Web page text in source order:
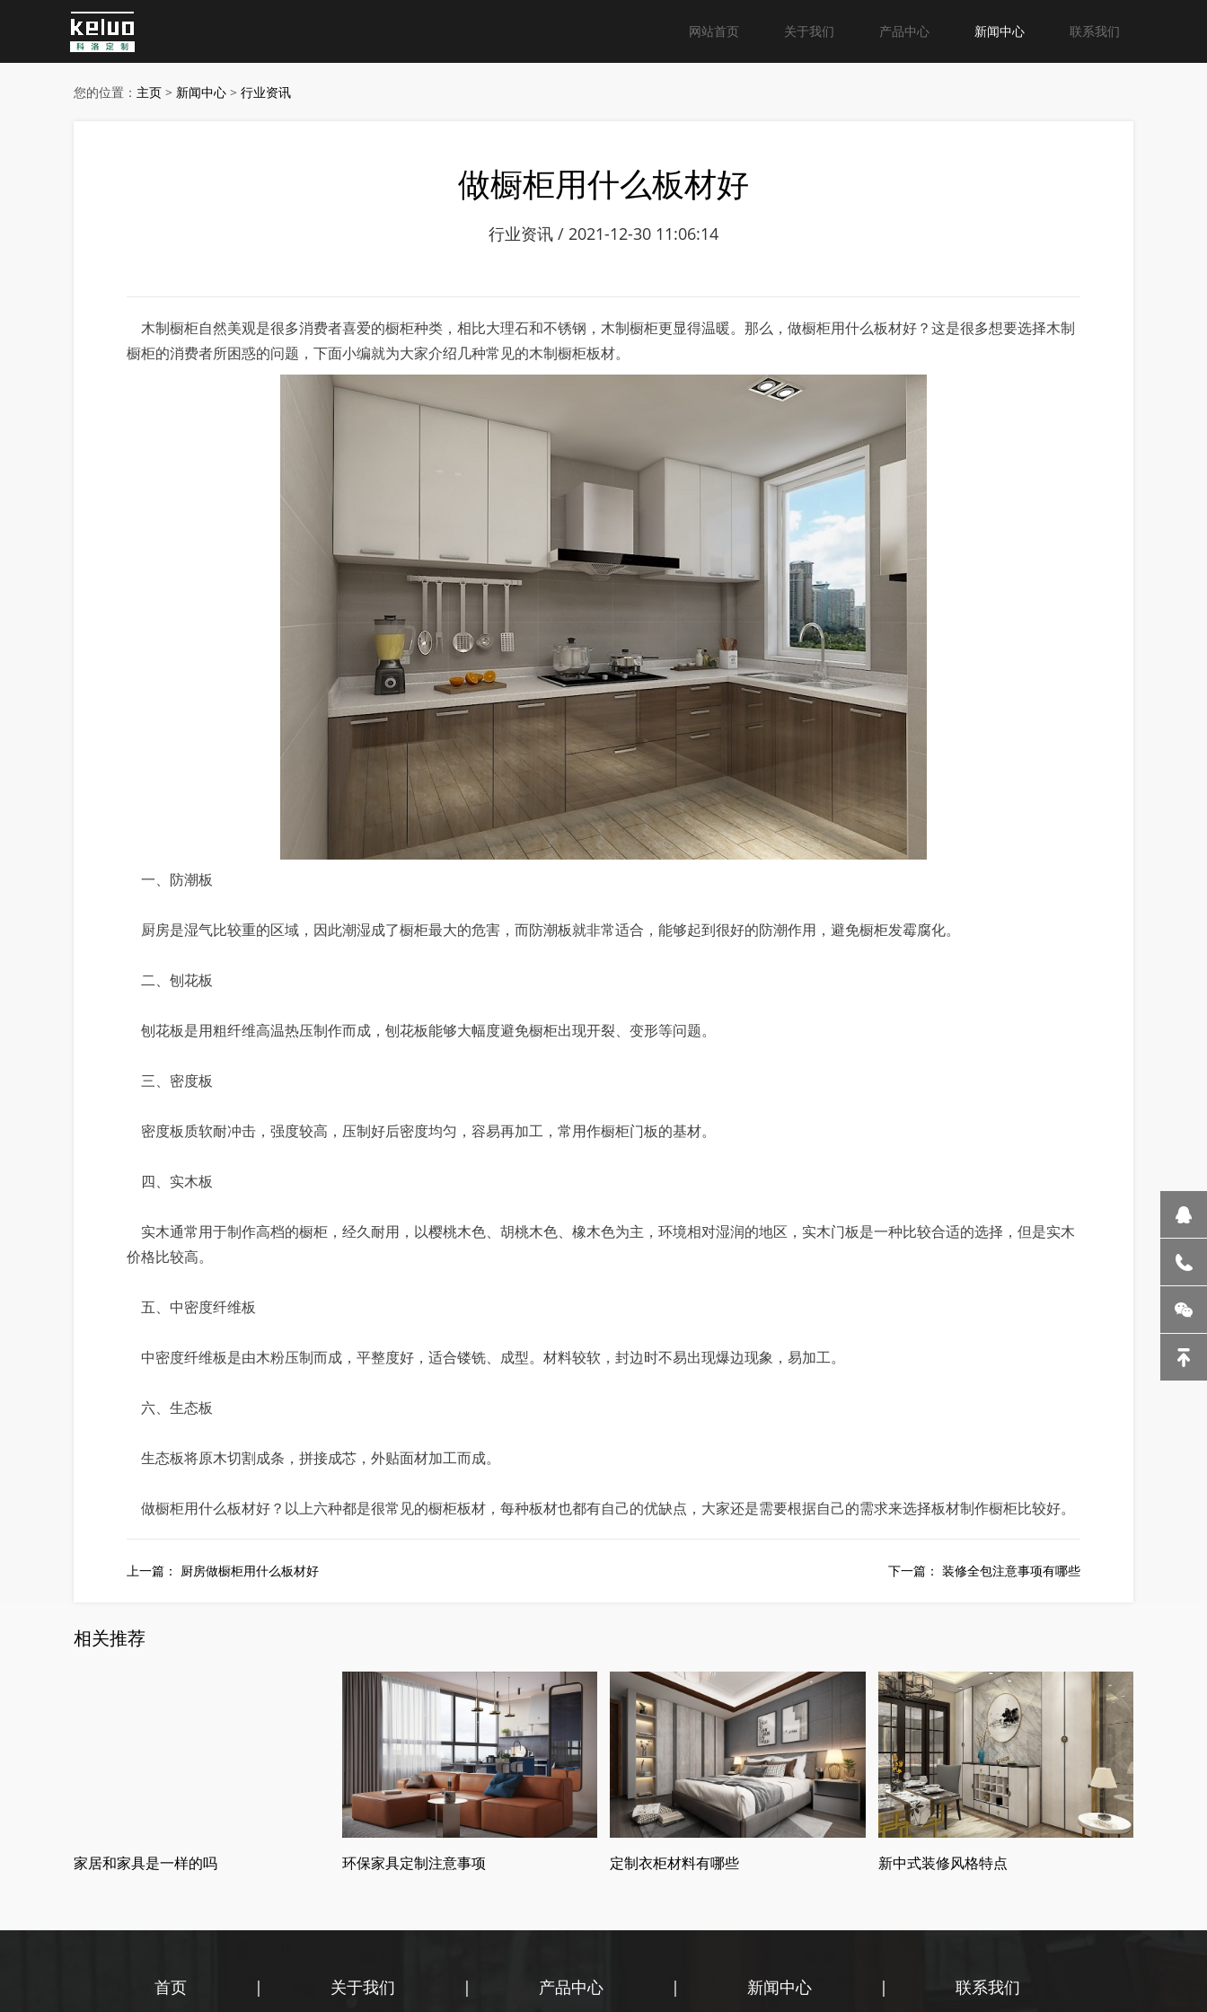
网站首页 关于我们 产品中心 新闻中心 联系我们
您的位置： 主页 > 新闻中心 > 行业资讯
做橱柜用什么板材好
行业资讯 / 2021-12-30 11:06:14
木制橱柜自然美观是很多消费者喜爱的橱柜种类，相比大理石和不锈钢，木制橱柜更显得温暖。那么，做橱柜用什么板材好？这是很多想要选择木制
橱柜的消费者所困惑的问题，下面小编就为大家介绍几种常见的木制橱柜板材。
一、防潮板
厨房是湿气比较重的区域，因此潮湿成了橱柜最大的危害，而防潮板就非常适合，能够起到很好的防潮作用，避免橱柜发霉腐化。
二、刨花板
刨花板是用粗纤维高温热压制作而成，刨花板能够大幅度避免橱柜出现开裂、变形等问题。
三、密度板
密度板质软耐冲击，强度较高，压制好后密度均匀，容易再加工，常用作橱柜门板的基材。
四、实木板
实木通常用于制作高档的橱柜，经久耐用，以樱桃木色、胡桃木色、橡木色为主，环境相对湿润的地区，实木门板是一种比较合适的选择，但是实木
价格比较高。
五、中密度纤维板
中密度纤维板是由木粉压制而成，平整度好，适合镂铣、成型。材料较软，封边时不易出现爆边现象，易加工。
六、生态板
生态板将原木切割成条，拼接成芯，外贴面材加工而成。
做橱柜用什么板材好？以上六种都是很常见的橱柜板材，每种板材也都有自己的优缺点，大家还是需要根据自己的需求来选择板材制作橱柜比较好。
上一篇： 厨房做橱柜用什么板材好 下一篇： 装修全包注意事项有哪些
相关推荐
家居和家具是一样的吗 环保家具定制注意事项 定制衣柜材料有哪些 新中式装修风格特点
首页 | 关于我们 | 产品中心 | 新闻中心 | 联系我们